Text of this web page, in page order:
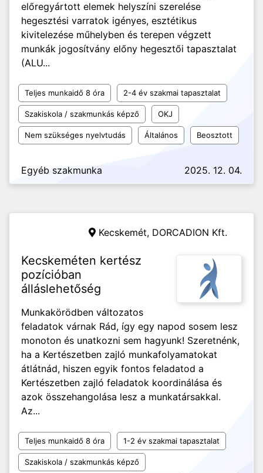
előregyártott elemek helyszíni szerelése
hegesztési varratok igényes, esztétikus
kivitelezése műhelyben és terepen végzett
munkák jogosítvány előny hegesztői tapasztalat
(ALU...
Teljes munkaidő 8 óra 2-4 év szakmai tapasztalat
Szakiskola / szakmunkás képző OKJ
Nem szükséges nyelvtudás Általános Beosztott
Egyéb szakmunka 2025. 12. 04.
Kecskemét, DORCADION Kft.
Kecskeméten kertész
pozícióban
álláslehetőség
Munkakörödben változatos
feladatok várnak Rád, így egy napod sosem lesz
monoton és unatkozni sem hagyunk! Szeretnénk,
ha a Kertészetben zajló munkafolyamatokat
átlátnád, hiszen egyik fontos feladatod a
Kertészetben zajló feladatok koordinálása és
azok összehangolása lesz a munkatársakkal.
Az...
Teljes munkaidő 8 óra 1-2 év szakmai tapasztalat
Szakiskola / szakmunkás képző